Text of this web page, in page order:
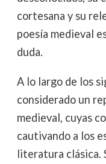
cortesana y su
poesía medieval
duda.
A lo largo de los
considerado un
medieval, cuyas
cautivando a los
literatura clásica.